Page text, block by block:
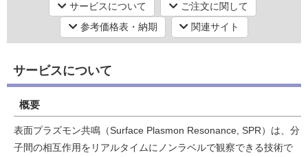
サービスについて
ご注文に関して
参考価格表・納期
関連サイト
サービスについて
概要
表面プラズモン共鳴（Surface Plasmon Resonance, SPR）は、分
子間の相互作用をリアルタイムにノンラベルで観察できる技術で
ラボプランニング
実験フローガイド
ワケンG オンラインショップ
和研薬 ホームページ